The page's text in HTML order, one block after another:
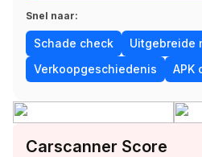
Snel naar:
Schade check
Uitgebreide
Verkoopgeschiedenis
APK
Carscanner Score